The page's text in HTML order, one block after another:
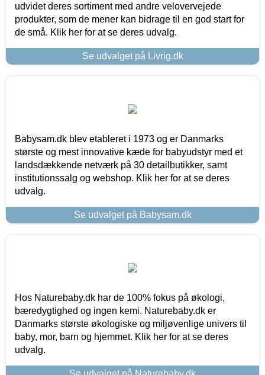
udvidet deres sortiment med andre velovervejede
produkter, som de mener kan bidrage til en god start for
de små. Klik her for at se deres udvalg.
Se udvalget på Livrig.dk
Babysam.dk blev etableret i 1973 og er Danmarks
største og mest innovative kæde for babyudstyr med et
landsdækkende netværk på 30 detailbutikker, samt
institutionssalg og webshop. Klik her for at se deres
udvalg.
Se udvalget på Babysam.dk
Hos Naturebaby.dk har de 100% fokus på økologi,
bæredygtighed og ingen kemi. Naturebaby.dk er
Danmarks største økologiske og miljøvenlige univers til
baby, mor, barn og hjemmet. Klik her for at se deres
udvalg.